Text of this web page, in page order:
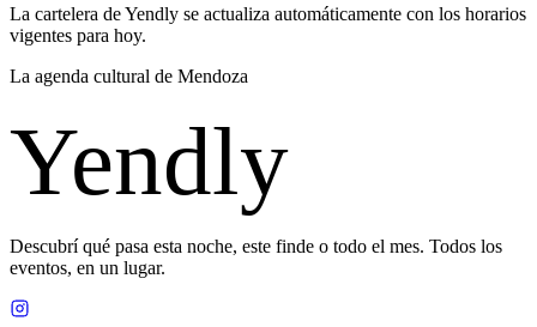
La cartelera de Yendly se actualiza automáticamente con los horarios
vigentes para hoy.
La agenda cultural de Mendoza
Yendly
Descubrí qué pasa esta noche, este finde o todo el mes. Todos los
eventos, en un lugar.